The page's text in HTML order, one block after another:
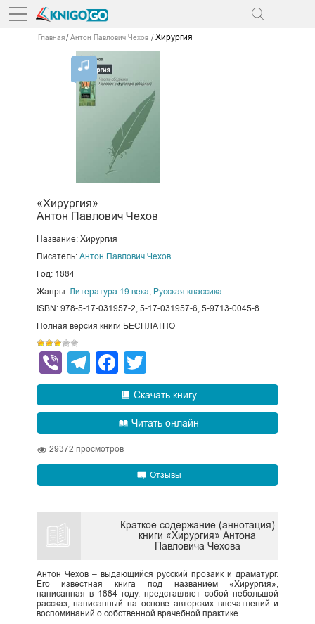
Главная Антон Павлович Чехов Хирургия
«Хирургия»
Антон Павлович Чехов
Название: Хирургия
Писатель: Антон Павлович Чехов
Год: 1884
Жанры: Литература 19 века Русская классика
ISBN: 978-5-17-031957-2, 5-17-031957-6, 5-9713-0045-8
Полная версия книги БЕСПЛАТНО
ViberTelegram
Facebook
Скачать книгу
Читать онлайн
29372 просмотров
Отзывы
Краткое содержание (аннотация)
книги «Хирургия» Антона
Павловича Чехова
Антон Чехов – выдающийся русский прозаик и драматург.
Его известная книга под названием «Хирургия»,
написанная в 1884 году, представляет собой небольшой
рассказ, написанный на основе авторских впечатлений и
воспоминаний о собственной врачебной практике.